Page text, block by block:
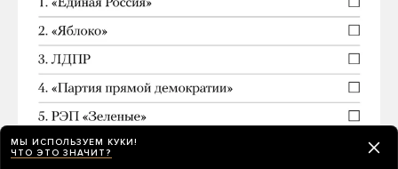
МЫ ИСПОЛЬЗУЕМ КУКИ!
ЧТО ЭТО ЗНАЧИТ?